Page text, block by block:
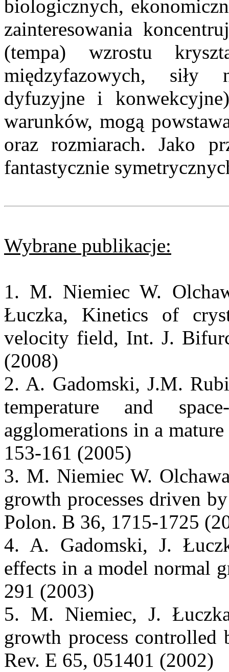
biologicznych,
zainteresowania
(tempa) wzrostu
międzyfazowych, siły
dyfuzyjne i
warunków, mogą
oraz rozmiarach. Jako
fantastycznie
Wybrane publikacje:
1. M. Niemiec W.
Łuczka, Kinetics of
velocity field, Int. J.
(2008)
2. A. Gadomski, J.M.
temperature and
agglomerations in a
153-161 (2005)
3. M. Niemiec W.
growth processes driven
Polon. B 36, 1715-1725
4. A. Gadomski, J.
effects in a model normal
291 (2003)
5. M. Niemiec, J.
growth process controlled
Rev. E 65, 051401 (2002)